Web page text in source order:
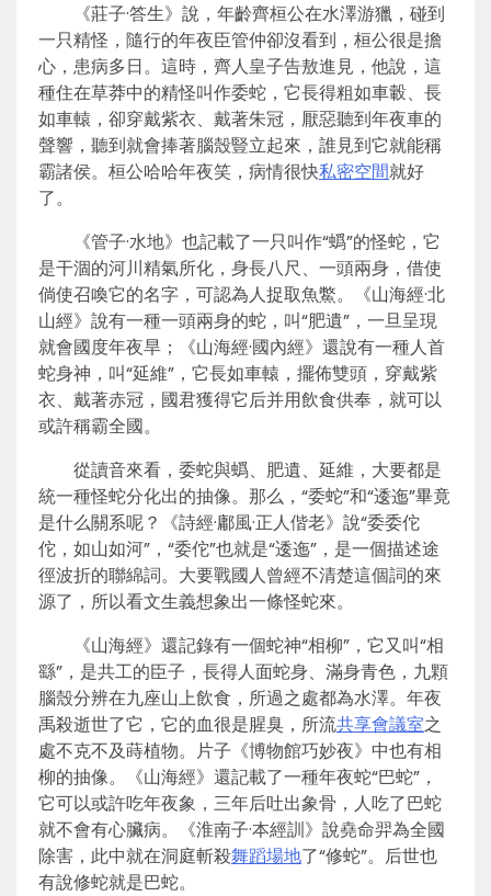
《莊子·答生》說，年齡齊桓公在水澤游獵，碰到
一只精怪，隨行的年夜臣管仲卻沒看到，桓公很是擔
心，患病多日。這時，齊人皇子告敖進見，他說，這
種住在草莽中的精怪叫作委蛇，它長得粗如車轂、長
如車轅，卻穿戴紫衣、戴著朱冠，厭惡聽到年夜車的
聲響，聽到就會捧著腦殼豎立起來，誰見到它就能稱
霸諸侯。桓公哈哈年夜笑，病情很快私密空間就好
了。
《管子·水地》也記載了一只叫作“蟡”的怪蛇，它
是干涸的河川精氣所化，身長八尺、一頭兩身，借使
倘使召喚它的名字，可認為人捉取魚鱉。《山海經·北
山經》說有一種一頭兩身的蛇，叫“肥遺”，一旦呈現
就會國度年夜旱；《山海經·國內經》還說有一種人首
蛇身神，叫“延維”，它長如車轅，擺佈雙頭，穿戴紫
衣、戴著赤冠，國君獲得它后并用飲食供奉，就可以
或許稱霸全國。
從讀音來看，委蛇與蟡、肥遺、延維，大要都是
統一種怪蛇分化出的抽像。那么，“委蛇”和“逶迤”畢竟
是什么關系呢？《詩經·鄘風·正人偕老》說“委委佗
佗，如山如河”，“委佗”也就是“逶迤”，是一個描述途
徑波折的聯綿詞。大要戰國人曾經不清楚這個詞的來
源了，所以看文生義想象出一條怪蛇來。
《山海經》還記錄有一個蛇神“相柳”，它又叫“相
繇”，是共工的臣子，長得人面蛇身、滿身青色，九顆
腦殼分辨在九座山上飲食，所過之處都為水澤。年夜
禹殺逝世了它，它的血很是腥臭，所流共享會議室之
處不克不及蒔植物。片子《博物館巧妙夜》中也有相
柳的抽像。《山海經》還記載了一種年夜蛇“巴蛇”，
它可以或許吃年夜象，三年后吐出象骨，人吃了巴蛇
就不會有心臟病。《淮南子·本經訓》說堯命羿為全國
除害，此中就在洞庭斬殺舞蹈場地了“修蛇”。后世也
有說修蛇就是巴蛇。